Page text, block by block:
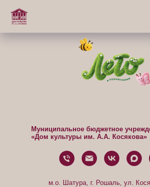
Муниципальное бюджетное
«Дом культуры им. А.А. Косякова»
м.о. Шатура, г. Рошаль, ул.